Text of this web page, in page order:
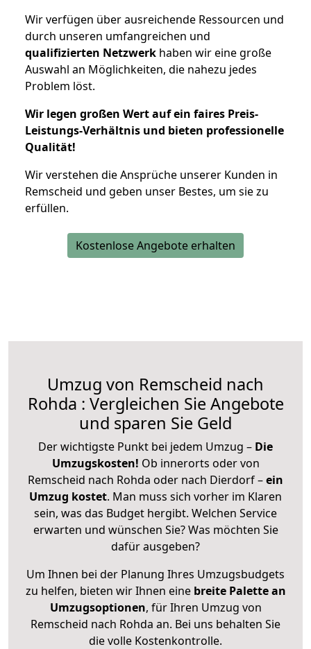
Wir verfügen über ausreichende Ressourcen und
durch unseren umfangreichen und
qualifizierten Netzwerk haben wir eine große
Auswahl an Möglichkeiten, die nahezu jedes
Problem löst.
Wir legen großen Wert auf ein faires Preis-
Leistungs-Verhältnis und bieten professionelle
Qualität!
Wir verstehen die Ansprüche unserer Kunden in
Remscheid und geben unser Bestes, um sie zu
erfüllen.
Kostenlose Angebote erhalten
Umzug von Remscheid nach
Rohda : Vergleichen Sie Angebote
und sparen Sie Geld
Der wichtigste Punkt bei jedem Umzug – Die
Umzugskosten! Ob innerorts oder von
Remscheid nach Rohda oder nach Dierdorf –ein
Umzug kostet. Man muss sich vorher im Klaren
sein, was das Budget hergibt. Welchen Service
erwarten und wünschen Sie? Was möchten Sie
dafür ausgeben?
Um Ihnen bei der Planung Ihres Umzugsbudgets
zu helfen, bieten wir Ihnen eine breite Palette an
Umzugsoptionen, für Ihren Umzug von
Remscheid nach Rohda an. Bei uns behalten Sie
die volle Kostenkontrolle.